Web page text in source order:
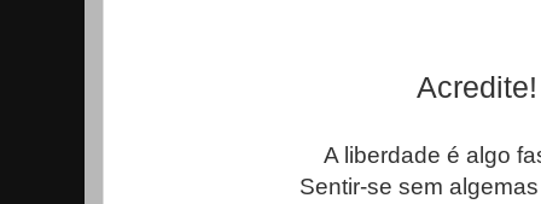
Acredite!
A liberdade é algo
Sentir-se sem